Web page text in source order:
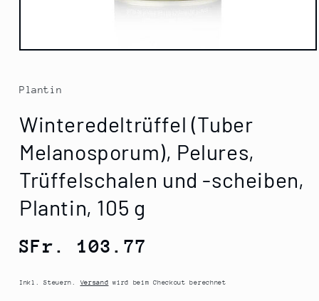
Medien
Modal
öffnen
Plantin
Winteredeltrüffel (Tuber
Melanosporum), Pelures,
Trüffelschalen und -scheiben,
Plantin, 105 g
Normaler
SFr. 103.77
Inkl. Steuern.Versand wird beim Checkout berechnet